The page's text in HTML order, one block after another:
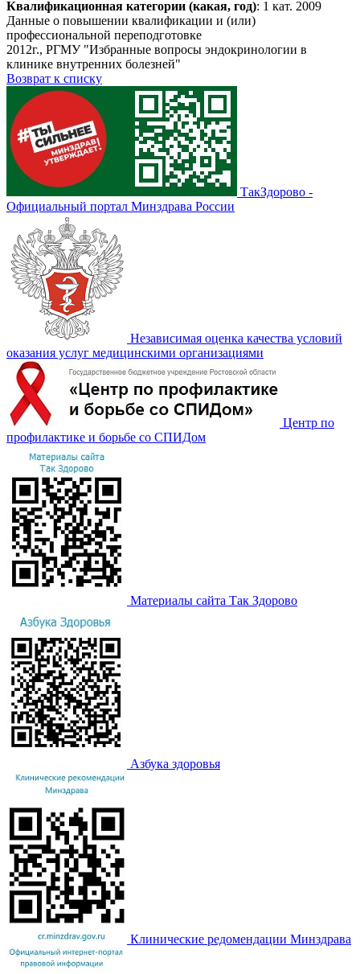
Квалификационная категории (какая, год): 1 кат. 2009
Данные о повышении квалификации и (или)
профессиональной переподготовке
2012г., РГМУ "Избранные вопросы эндокринологии в
клинике внутренних болезней"
Возврат к списку
ТакЗдорово -
Официальный портал Минздрава России
Независимая оценка качества условий
оказания услуг медицинскими организациями
Центр по
профилактике и борьбе со СПИДом
Материалы сайта Так Здорово
Азбука здоровья
Клинические редомендации Минздрава